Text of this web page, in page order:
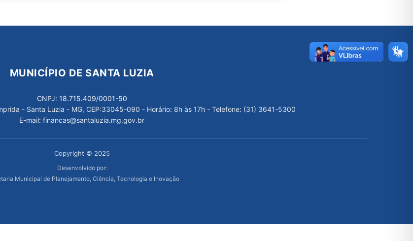
MUNICÍPIO DE SANTA LUZIA
CNPJ: 18.715.409/0001-50
- Santa Luzia - MG, CEP:33045-090 - Horário: 8h às 17h - Telefone: (31) 3641-5300
E-mail: financas@santaluzia.mg.gov.br
Copyright © 2025
Desenvolvido por:
Municipal de Planejamento, Ciência, Tecnologia e Inovação